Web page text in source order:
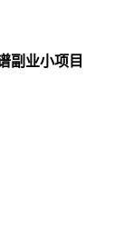
副业小项目